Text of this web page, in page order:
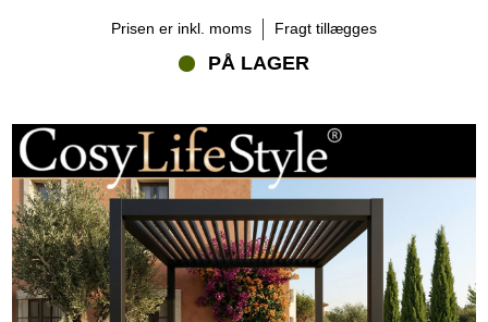
Prisen er inkl. moms Fragt tillægges
PÅ LAGER